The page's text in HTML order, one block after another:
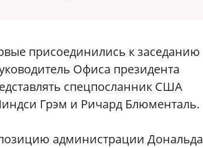
присоединились к заседанию
Офиса президента
спецпосланник США
Грэм и Ричард Блюменталь.
администрации Дональда